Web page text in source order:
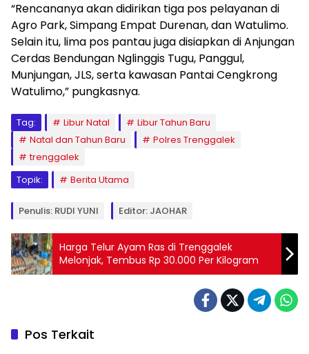
“Rencananya akan didirikan tiga pos pelayanan di
Agro Park, Simpang Empat Durenan, dan Watulimo.
Selain itu, lima pos pantau juga disiapkan di Anjungan
Cerdas Bendungan Nglinggis Tugu, Panggul,
Munjungan, JLS, serta kawasan Pantai Cengkrong
Watulimo,” pungkasnya.
Tag: Libur Natal
Libur Tahun Baru
Natal dan Tahun Baru
Polres Trenggalek
trenggalek
Topik:
Berita Utama
Penulis: RUDI YUNI Editor: JAOHAR
Harga Telur Ayam Ras di Trenggalek
Melonjak, Tembus Rp 30.000 Per Kilogram
Pos Terkait